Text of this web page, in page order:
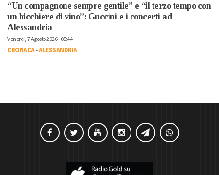
“Un compagnone sempre gentile” e “il terzo tempo con
un bicchiere di vino”: Guccini e i concerti ad
Alessandria
Venerdì, 7 Agosto 2026 - 05:44
CRONACA-ALESSANDRIA